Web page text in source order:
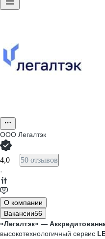
ООО Легалтэк
4,0 50 отзывов
·
О компании
Вакансии56
«Легалтэк» —
высокотехнологичный сервис